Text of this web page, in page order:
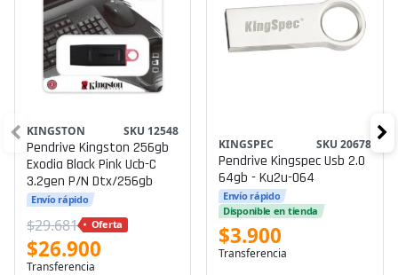
KINGSTON SKU 12548
Pendrive Kingston 256gb
Exodia Black Pink Ucb-C
3.2gen P/n Dtx/256gb
Envío rápido
$29.681 Oferta
$26.900
Transferencia
KINGSPEC SKU 20678
Pendrive Kingspec Usb 2.0
64gb - Ku2u-064
Envío rápido
Disponible en tienda
$3.900
Transferencia